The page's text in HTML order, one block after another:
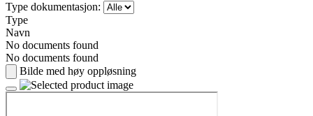
Type dokumentasjon:
Type
Navn
No documents found
No documents found
Bilde med høy oppløsning